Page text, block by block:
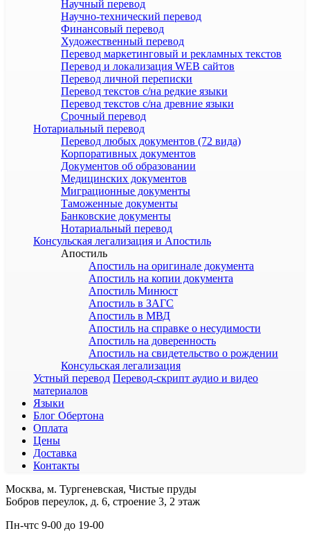
Научный перевод
Научно-технический перевод
Финансовый перевод
Художественный перевод
Перевод маркетинговый и рекламных текстов
Перевод и локализация WEB сайтов
Перевод личной переписки
Перевод текстов с/на редкие языки
Перевод текстов с/на древние языки
Срочный перевод
Нотариальный перевод
Перевод любых документов (72 вида)
Корпоративных документов
Документов об образовании
Медицинских документов
Миграционные документы
Таможенные документы
Банковские документы
Нотариальный перевод
Консульская легализация и Апостиль
Апостиль
Апостиль на оригинале документа
Апостиль на копии документа
Апостиль Минюст
Апостиль в ЗАГС
Апостиль в МВД
Апостиль на справке о несудимости
Апостиль на доверенность
Апостиль на свидетельство о рождении
Консульская легализация
Устный перевод Перевод-скрипт аудио и видео
материалов
Языки
Блог Обертона
Оплата
Цены
Доставка
Контакты
Москва, м. Тургеневская, Чистые пруды
Бобров переулок, д. 6, строение 3, 2 этаж
Пн-чтс 9-00 до 19-00